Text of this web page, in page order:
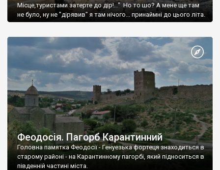
Місце,туристами затерте до дір!..." Но то шо? А мене ще там
не було, ну не "дірявив" я там нічого... принаймні до цього літа.
Феодосія. Пагорб Карантинний
Головна памятка Феодосії - Генуезька фортеця знаходиться в
старому районі - на Карантинному пагорбі, який підноситься в
південній частині міста.